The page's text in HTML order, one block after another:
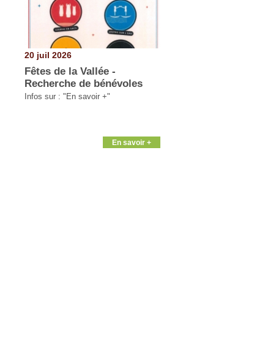
20 juil 2026
Fêtes de la Vallée -
Recherche de bénévoles
Infos sur : "En savoir +"
En savoir +